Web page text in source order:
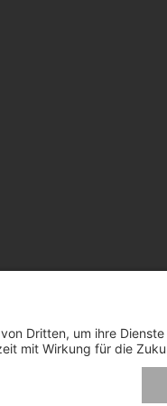
© 2026 by